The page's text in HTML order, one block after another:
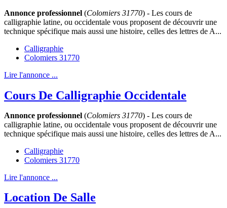
Annonce professionnel (Colomiers 31770) - Les cours de
calligraphie latine, ou occidentale vous proposent de découvrir une
technique spécifique mais aussi une histoire, celles des lettres de A...
Calligraphie
Colomiers 31770
Lire l'annonce ...
Cours De Calligraphie Occidentale
Annonce professionnel (Colomiers 31770) - Les cours de
calligraphie latine, ou occidentale vous proposent de découvrir une
technique spécifique mais aussi une histoire, celles des lettres de A...
Calligraphie
Colomiers 31770
Lire l'annonce ...
Location De Salle